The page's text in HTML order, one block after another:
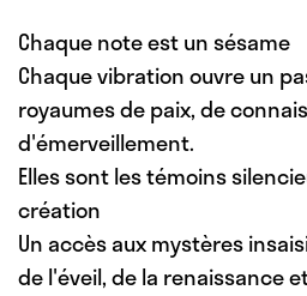
Chaque note est un sésame
Chaque vibration ouvre un
royaumes de paix, de
d'émerveillement.
Elles sont les témoins
création
Un accès aux mystères
de l'éveil, de la renaissance